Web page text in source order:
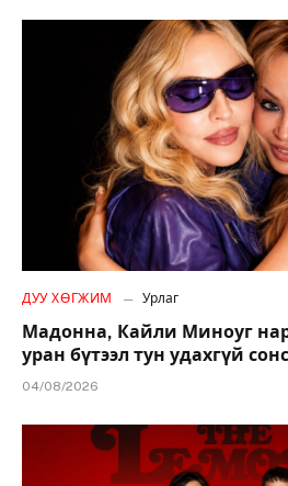
ДУУ ХӨГЖИМ Урлаг
Мадонна, Кайли Миноуг
уран бүтээл тун удахгүй
04/08/2026